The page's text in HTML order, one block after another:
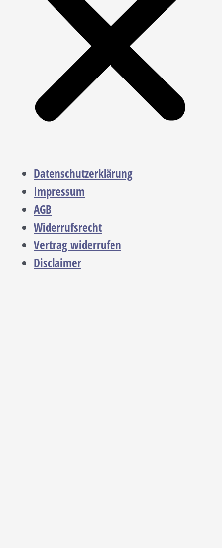
Datenschutzerklärung
Impressum
AGB
Widerrufsrecht
Vertrag widerrufen
Disclaimer